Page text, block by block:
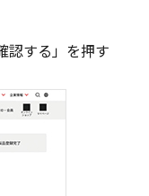
認する」を押す